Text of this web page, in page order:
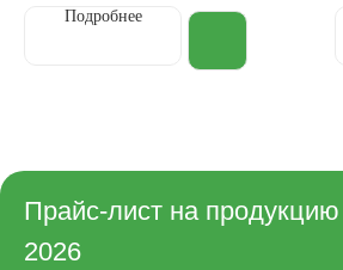
Подробнее
Прайс-лист на продукцию
2026